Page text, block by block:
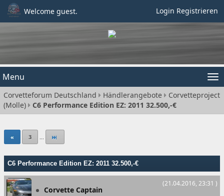
Welcome guest. Login Registrieren
Menu
Corvetteforum Deutschland Händlerangebote
Corvetteproject
(Molle)
C6 Performance Edition EZ: 2011 32.500,-€
« 3 ...
C6 Performance Edition EZ: 2011 32.500,-€
(21.04.2016, 23:31 )
Corvette Captain